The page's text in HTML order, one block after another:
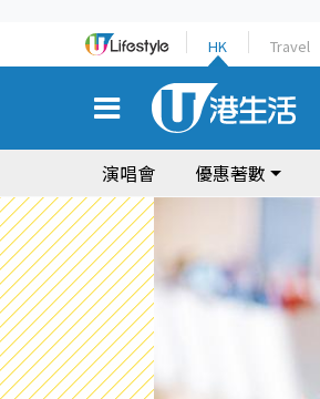
HK Travel
演唱會 優惠著數